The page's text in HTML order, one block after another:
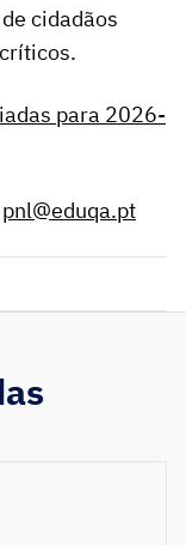
cidadãos
para 2026-
pnl@eduqa.pt